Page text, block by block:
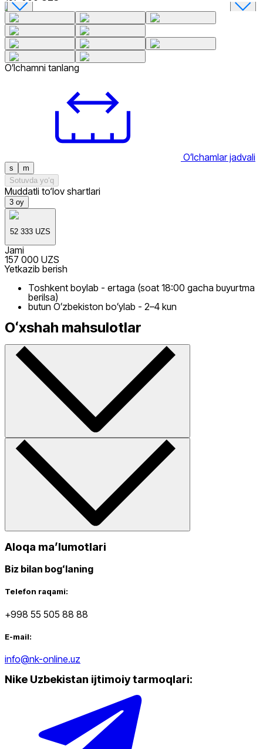
Oʻlchamni tanlang
Oʻlchamlar jadvali
s
m
Sotuvda yo‘q
Muddatli to‘lov shartlari
3 oy
52 333 UZS
Jami
157 000 UZS
Yetkazib berish
Toshkent boylab - ertaga (soat 18:00 gacha buyurtma
berilsa)
butun Oʻzbekiston boʻylab - 2–4 kun
Oʻxshah mahsulotlar
Aloqa maʼlumotlari
Biz bilan bogʻlaning
Telefon raqami:
+998 55 505 88 88
E-mail:
info@nk-online.uz
Nike Uzbekistan ijtimoiy tarmoqlari: